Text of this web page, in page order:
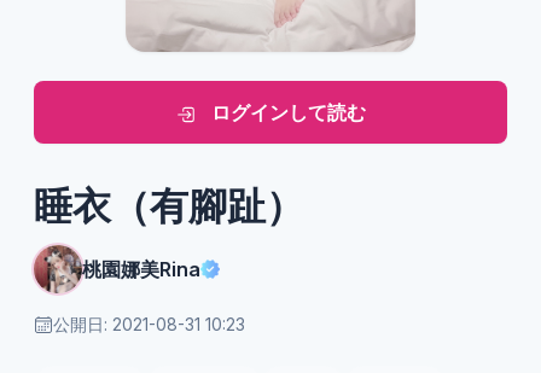
ログインして読む
睡衣（有腳趾）
桃園娜美Rina
公開日: 2021-08-31 10:23